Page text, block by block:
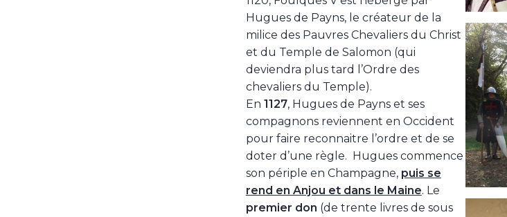
Hugues de Payns, le créateur de la
milice des Pauvres Chevaliers du Christ
et du Temple de Salomon (qui
deviendra plus tard l’Ordre des
chevaliers du Temple).
En 1127, Hugues de Payns et ses
compagnons reviennent en Occident
pour faire reconnaitre l’ordre et de se
doter d’une règle. Hugues commence
son périple en Champagne, puis se
rend en Anjou et dans le Maine. Le
premier don (de trente livres de sous